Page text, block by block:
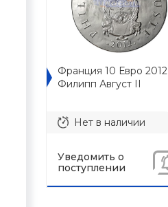
Франция 10 Евро 2012
Филипп Август II
Нет в наличии
Уведомить о
поступлении